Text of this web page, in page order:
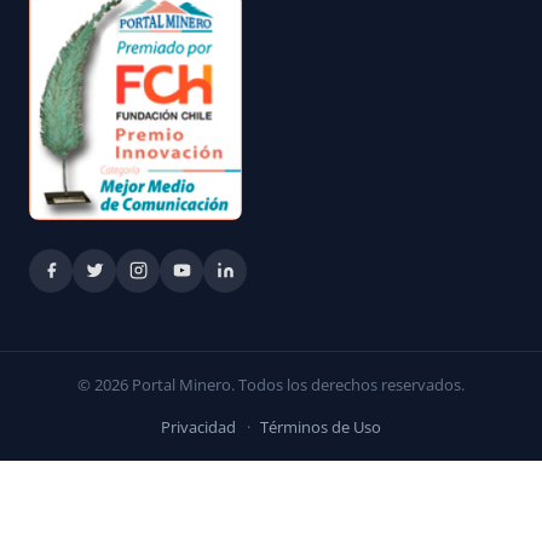
© 2026 Portal Minero. Todos los derechos reservados.
Privacidad · Términos de Uso